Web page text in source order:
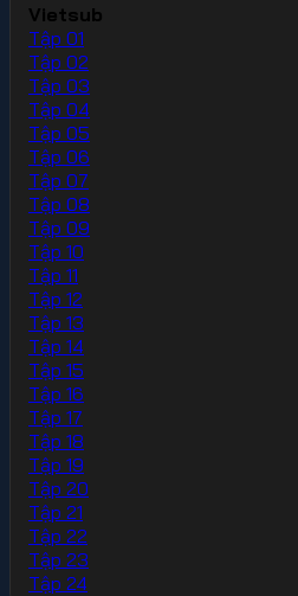
Vietsub
Tập 01
Tập 02
Tập 03
Tập 04
Tập 05
Tập 06
Tập 07
Tập 08
Tập 09
Tập 10
Tập 11
Tập 12
Tập 13
Tập 14
Tập 15
Tập 16
Tập 17
Tập 18
Tập 19
Tập 20
Tập 21
Tập 22
Tập 23
Tập 24